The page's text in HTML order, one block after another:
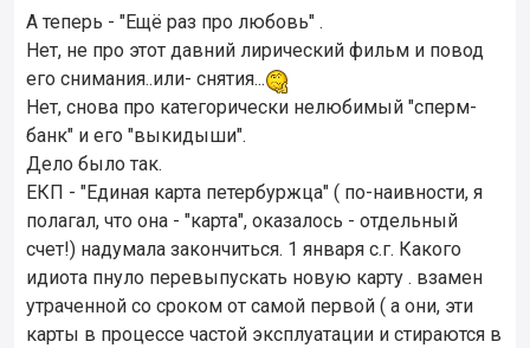
А теперь - "Ещё раз про любовь" .
Нет, не про этот давний лирический фильм и повод
его снимания..или- снятия...
Нет, снова про категорически нелюбимый "сперм-
банк" и его "выкидыши".
Дело было так.
ЕКП - "Единая карта петербуржца" ( по-наивности, я
полагал, что она - "карта", оказалось - отдельный
счет!) надумала закончиться. 1 января с.г. Какого
идиота пнуло перевыпускать новую карту . взамен
утраченной со сроком от самой первой ( а они, эти
карты в процессе частой эксплуатации и стираются в